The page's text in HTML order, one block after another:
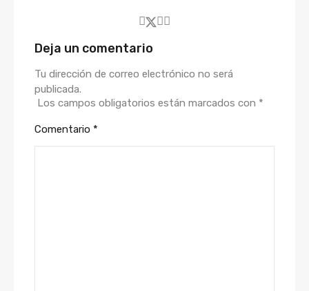
Deja un comentario
Tu dirección de correo electrónico no será
publicada.
Los campos obligatorios están marcados con *
Comentario *